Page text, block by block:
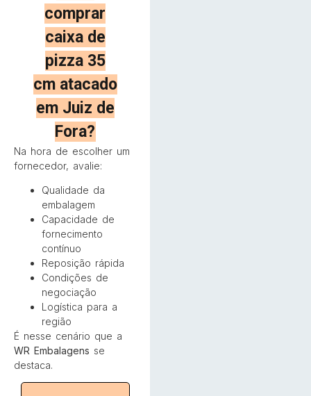
comprar
caixa de
pizza 35
cm atacado
em Juiz de
Fora?
Na hora de escolher um
fornecedor, avalie:
Qualidade da
embalagem
Capacidade de
fornecimento
contínuo
Reposição rápida
Condições de
negociação
Logística para a
região
É nesse cenário que a
WR Embalagens se
destaca.